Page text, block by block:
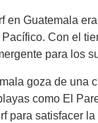
en Guatemala
Con el
para los
goza de
como El
para satisfacer